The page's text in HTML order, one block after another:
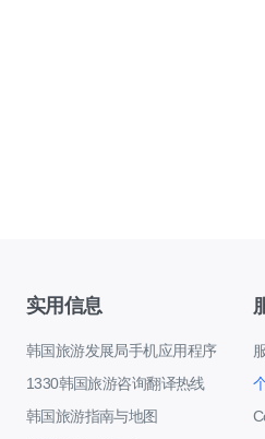
实用信息
韩国旅游发展局手机应用程序
1330韩国旅游咨询翻译热线
韩国旅游指南与地图